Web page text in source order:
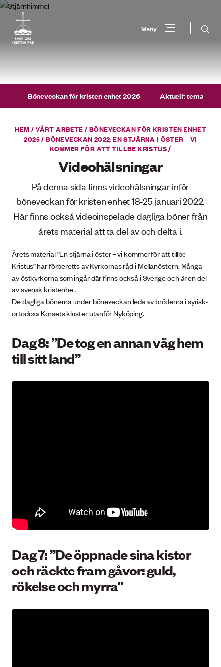
Gå
innehåll
Meny Sök
Böneveckan för kristen enhet 2026 Aktuellt tema
HEM /VÅRT ARBETE / BÖNEVECKAN FÖR KRISTEN ENHET
2026/BÖNEVECKAN 2022: EN STJÄRNA I ÖSTER – VI
KOMMER FÖR ATT TILLBE KRISTUS/
Videohälsningar
På denna sida finns videohälsningar inför
böneveckan för kristen enhet 18-25 januari 2022.
Här finns också videoinspelade dagliga böner från
årets material att ta del av och delta i.
Årets material ”En stjärna i öster – vi kommer för att tillbe
Kristus” har förberetts av Kyrkornas råd i Mellanöstern. Många
av östkyrkorna som ingår där finns också i Sverige och är en del
av svensk kristenhet.
De dagliga bönerna under böneveckan leds av bröderna i syrisk-
ortodoxa Korsets kloster utanför Nyköping.
Dag 8: ”De tog en annan väg hem
till sitt land”
Dag 7: ”De öppnade sina kistor
och räckte fram gåvor: guld,
rökelse och myrra”